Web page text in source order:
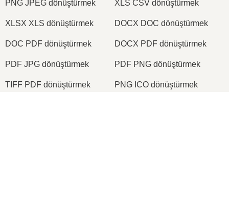
PNG JPEG dönüştürmek XLS CSV dönüştürmek
XLSX XLS dönüştürmek DOCX DOC dönüştürmek
DOC PDF dönüştürmek DOCX PDF dönüştürmek
PDF JPG dönüştürmek PDF PNG dönüştürmek
TIFF PDF dönüştürmek PNG ICO dönüştürmek